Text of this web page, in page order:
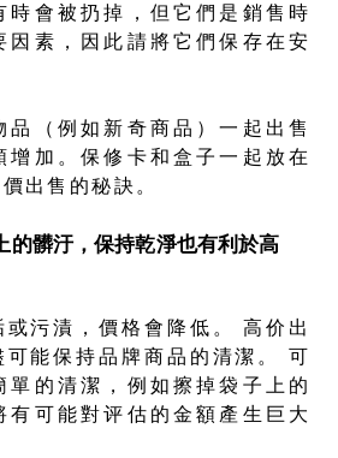
時會被扔掉，但它們是銷售時
因素，因此請將它們保存在安
品（例如新奇商品）一起出售
增加。保修卡和盒子一起放在
出售的秘訣。
的髒汙，保持乾淨也有利於高
污漬，價格會降低。 高价出
能保持品牌商品的清潔。 可
單的清潔，例如擦掉袋子上的
有可能對评估的金額產生巨大